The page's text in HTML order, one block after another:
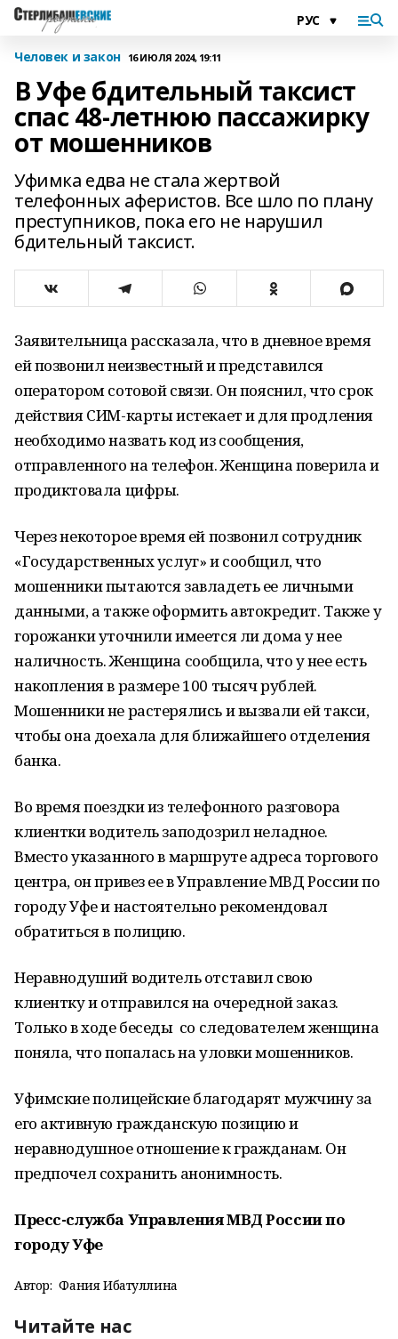
Человек и закон 16 ИЮЛЯ 2024, 19:11
В Уфе бдительный таксист
спас 48-летнюю пассажирку
от мошенников
Уфимка едва не стала жертвой
телефонных аферистов. Все шло по плану
преступников, пока его не нарушил
бдительный таксист.
Заявительница рассказала, что в дневное время
ей позвонил неизвестный и представился
оператором сотовой связи. Он пояснил, что срок
действия СИМ-карты истекает и для продления
необходимо назвать код из сообщения,
отправленного на телефон. Женщина поверила и
продиктовала цифры.
Через некоторое время ей позвонил сотрудник
«Государственных услуг» и сообщил, что
мошенники пытаются завладеть ее личными
данными, а также оформить автокредит. Также у
горожанки уточнили имеется ли дома у нее
наличность. Женщина сообщила, что у нее есть
накопления в размере 100 тысяч рублей.
Мошенники не растерялись и вызвали ей такси,
чтобы она доехала для ближайшего отделения
банка.
Во время поездки из телефонного разговора
клиентки водитель заподозрил неладное.
Вместо указанного в маршруте адреса торгового
центра, он привез ее в Управление МВД России по
городу Уфе и настоятельно рекомендовал
обратиться в полицию.
Неравнодуший водитель отставил свою
клиентку и отправился на очередной заказ.
Только в ходе беседы со следователем женщина
поняла, что попалась на уловки мошенников.
Уфимские полицейские благодарят мужчину за
его активную гражданскую позицию и
неравнодушное отношение к гражданам. Он
предпочел сохранить анонимность.
Пресс-служба Управления МВД России по
городу Уфе
Автор: Фания Ибатуллина
Читайте нас